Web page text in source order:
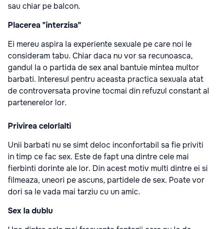
sau chiar pe balcon.
Placerea "interzisa"
Ei mereu aspira la experiente sexuale pe care noi le
consideram tabu. Chiar daca nu vor sa recunoasca,
gandul la o partida de sex anal bantuie mintea multor
barbati. Interesul pentru aceasta practica sexuala atat
de controversata provine tocmai din refuzul constant al
partenerelor lor.
Privirea celorlalti
Unii barbati nu se simt deloc inconfortabil sa fie priviti
in timp ce fac sex. Este de fapt una dintre cele mai
fierbinti dorinte ale lor. Din acest motiv multi dintre ei si
filmeaza, uneori pe ascuns, partidele de sex. Poate vor
dori sa le vada mai tarziu cu un amic.
Sex la dublu